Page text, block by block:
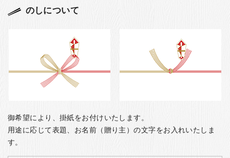
のしについて
御希望により、掛紙をお付けいたします。
用途に応じて表題、お名前（贈り主）の文字をお入れいたしま
す。